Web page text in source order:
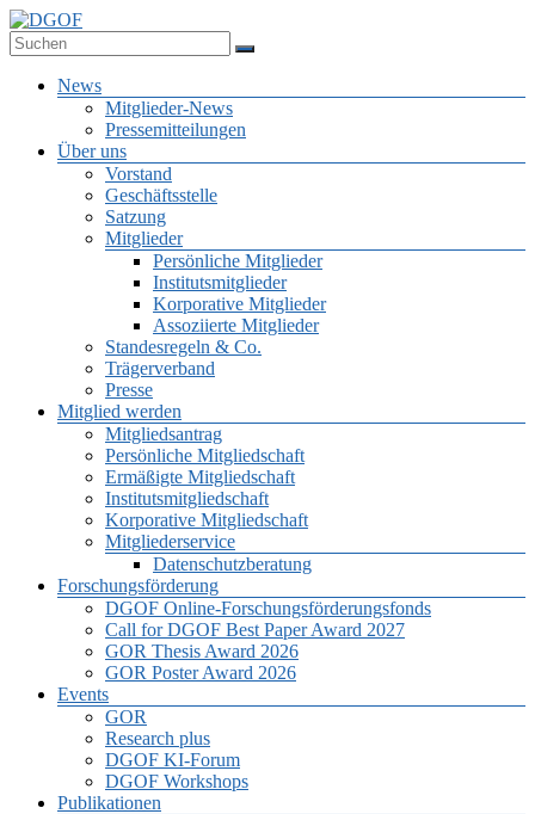
Zum
Inhalt
springen
Deutsche Gesellschaft für Online-Forschung e.V.
Menü
News
Mitglieder-News
Pressemitteilungen
Über uns
Vorstand
Geschäftsstelle
Satzung
Mitglieder
Persönliche Mitglieder
Institutsmitglieder
Korporative Mitglieder
Assoziierte Mitglieder
Standesregeln & Co.
Trägerverband
Presse
Mitglied werden
Mitgliedsantrag
Persönliche Mitgliedschaft
Ermäßigte Mitgliedschaft
Institutsmitgliedschaft
Korporative Mitgliedschaft
Mitgliederservice
Datenschutzberatung
Forschungsförderung
DGOF Online-Forschungsförderungsfonds
Call for DGOF Best Paper Award 2027
GOR Thesis Award 2026
GOR Poster Award 2026
Events
GOR
Research plus
DGOF KI-Forum
DGOF Workshops
Publikationen